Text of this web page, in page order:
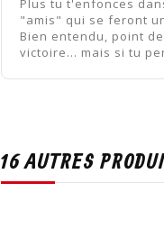
"amis" qui se feront
Bien entendu, point
victoire... mais si tu
16 AUTRES